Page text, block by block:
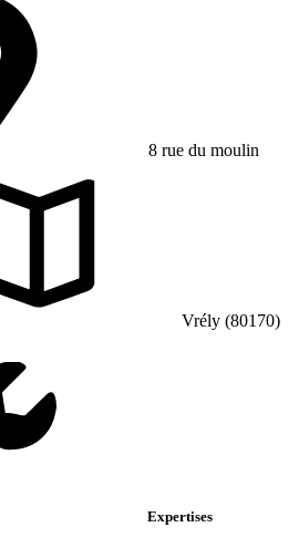
8 rue du moulin
Vrély (80170)
Expertises